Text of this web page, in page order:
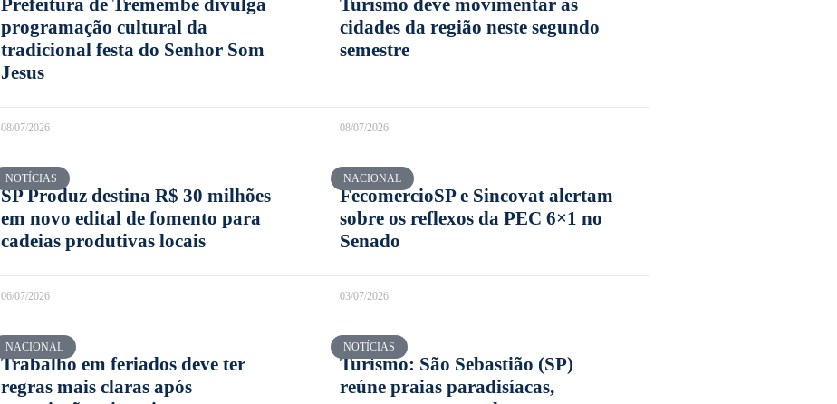
Prefeitura de Tremembé divulga
programação cultural da
tradicional festa do Senhor Som
Jesus
08/07/2026
Turismo deve movimentar as
cidades da região neste segundo
semestre
08/07/2026
NOTÍCIAS
SP Produz destina R$ 30 milhões
em novo edital de fomento para
cadeias produtivas locais
06/07/2026
NACIONAL
FecomercioSP e Sincovat alertam
sobre os reflexos da PEC 6×1 no
Senado
03/07/2026
NACIONAL
Trabalho em feriados deve ter
regras mais claras após
NOTÍCIAS
Turismo: São Sebastião (SP)
reúne praias paradisíacas,